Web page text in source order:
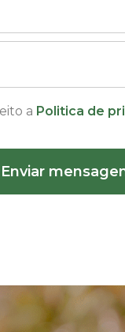
a Politica de
Enviar